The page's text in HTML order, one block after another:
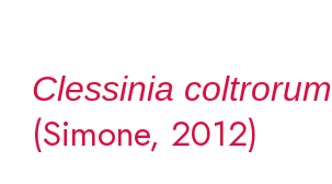
Clessinia coltrorum
(Simone, 2012)